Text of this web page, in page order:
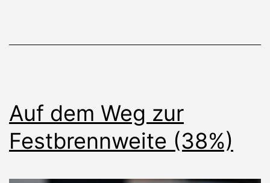
Auf dem Weg zur
Festbrennweite (38%)